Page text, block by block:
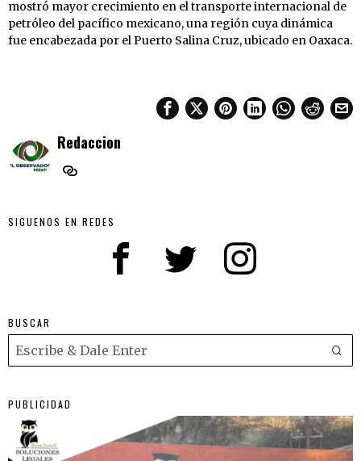
mostró mayor crecimiento en el transporte internacional de
petróleo del pacífico mexicano, una región cuya dinámica
fue encabezada por el Puerto Salina Cruz, ubicado en Oaxaca.
Redaccion
SIGUENOS EN REDES
BUSCAR
PUBLICIDAD